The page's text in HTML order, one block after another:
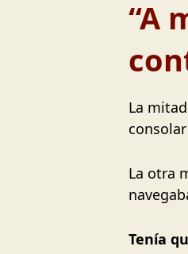
“A
La
La otra
Tenía